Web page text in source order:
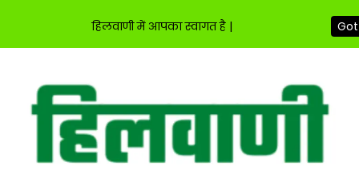
content
हिलवाणी में आपका स्वागत है |